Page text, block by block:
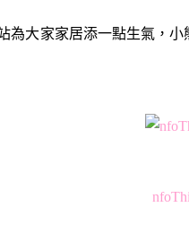
為大家家居添一點生氣，